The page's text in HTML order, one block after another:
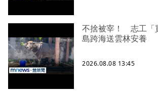
不捨被宰！ 志工「
島跨海送雲林安養
2026.08.08 13:45